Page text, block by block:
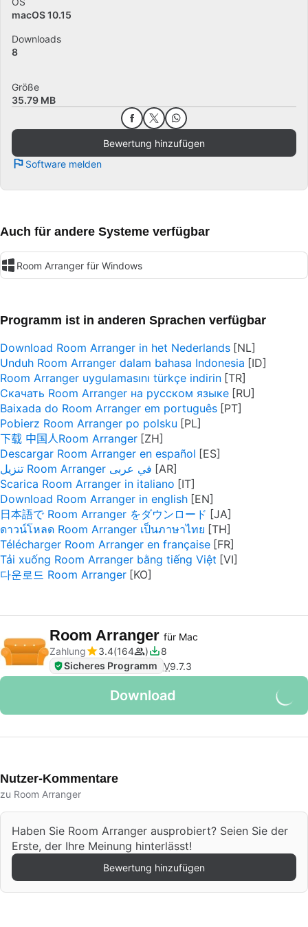
macOS 10.15
Downloads
8
Größe
35.79 MB
Bewertung hinzufügen
Software melden
Auch für andere Systeme verfügbar
Room Arranger für Windows
Programm ist in anderen Sprachen verfügbar
Download Room Arranger in het Nederlands
Unduh Room Arranger dalam bahasa Indonesia
Room Arranger uygulamasını türkçe indirin
Скачать Room Arranger на русском языке
Baixada do Room Arranger em português
Pobierz Room Arranger po polsku
下载 中国人Room Arranger
Descargar Room Arranger en español
تنزيل Room Arranger في عربى
Scarica Room Arranger in italiano
Download Room Arranger in english
日本語で Room Arranger をダウンロード
ดาวน์โหลด Room Arranger เป็นภาษาไทย
Télécharger Room Arranger en française
Tải xuống Room Arranger bằng tiếng Việt
다운로드 Room Arranger
Room Arranger für Mac
Zahlung
3.4 164
8
Sicheres Programm V9.7.3
Download
Nutzer-Kommentare
zu Room Arranger
Haben Sie Room Arranger ausprobiert? Seien Sie der
Erste, der Ihre Meinung hinterlässt!
Bewertung hinzufügen